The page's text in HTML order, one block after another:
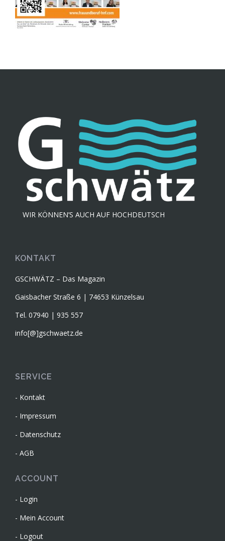
WIR KÖNNEN’S AUCH AUF HOCHDEUTSCH
KONTAKT
GSCHWÄTZ – Das Magazin
Gaisbacher Straße 6 | 74653 Künzelsau
Tel. 07940 | 935 557
info[@]gschwaetz.de
SERVICE
Kontakt
Impressum
Datenschutz
AGB
ACCOUNT
Login
Mein Account
Logout